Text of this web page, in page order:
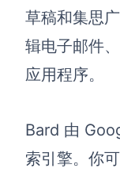
草稿和集思
辑电子邮件
应用程序。
Bard 由
索引擎。你